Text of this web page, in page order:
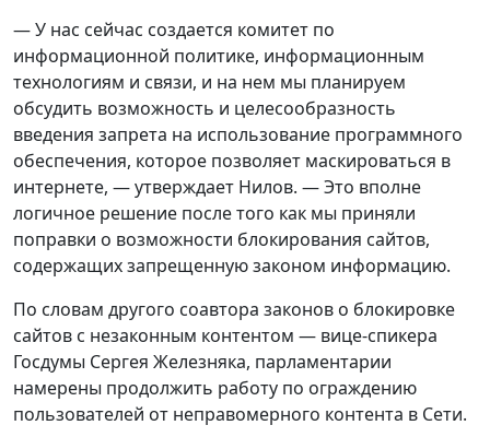
— У нас сейчас создается комитет по
информационной политике, информационным
технологиям и связи, и на нем мы планируем
обсудить возможность и целесообразность
введения запрета на использование программного
обеспечения, которое позволяет маскироваться в
интернете, — утверждает Нилов. — Это вполне
логичное решение после того как мы приняли
поправки о возможности блокирования сайтов,
содержащих запрещенную законом информацию.
По словам другого соавтора законов о блокировке
сайтов с незаконным контентом — вице-спикера
Госдумы Сергея Железняка, парламентарии
намерены продолжить работу по ограждению
пользователей от неправомерного контента в Сети.